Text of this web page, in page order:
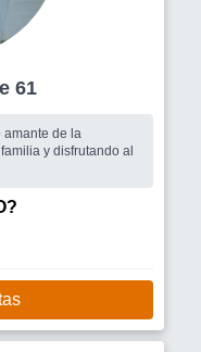
61
amante de la
y disfrutando al
hijos y que sea menor